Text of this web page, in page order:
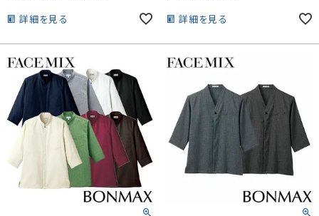
詳細を見る
詳細を見る